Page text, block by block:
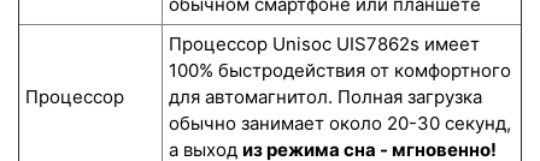
обычном смартфоне или планшете
Процессор
Процессор Unisoc UIS7862s имеет
100% быстродействия от комфортного
для автомагнитол. Полная загрузка
обычно занимает около 20-30 секунд,
а выход из режима сна - мгновенно!